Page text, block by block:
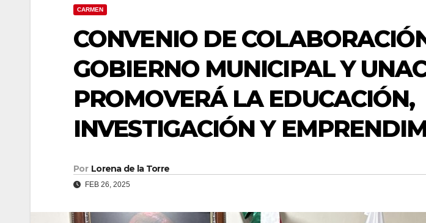
CARMEN
CONVENIO DE
GOBIERNO MUNICIPAL Y
PROMOVERÁ LA EDUCACIÓN,
INVESTIGACIÓN Y
Por Lorena de la Torre
FEB 26, 2025